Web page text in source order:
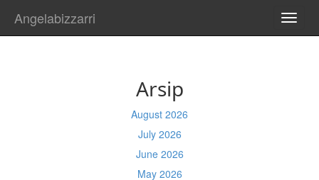
Angelabizzarri
Arsip
August 2026
July 2026
June 2026
May 2026